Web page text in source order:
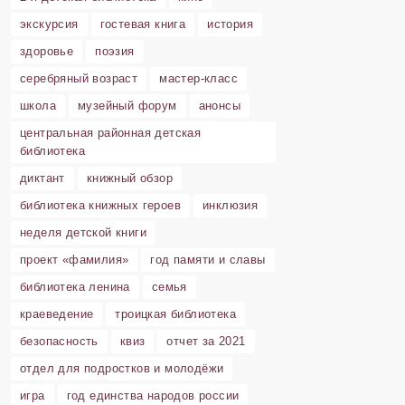
экскурсия
гостевая книга
история
здоровье
поэзия
серебряный возраст
мастер-класс
школа
музейный форум
анонсы
центральная районная детская
библиотека
диктант
книжный обзор
библиотека книжных героев
инклюзия
неделя детской книги
проект «фамилия»
год памяти и славы
библиотека ленина
семья
краеведение
троицкая библиотека
безопасность
квиз
отчет за 2021
отдел для подростков и молодёжи
игра
год единства народов россии